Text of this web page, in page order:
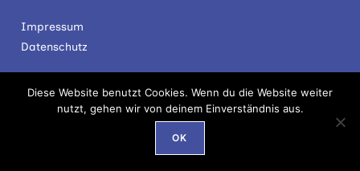
Impressum
Datenschutz
Copyright - WordPress Theme by OceanWP
Diese Website benutzt Cookies. Wenn du die Website weiter
nutzt, gehen wir von deinem Einverständnis aus.
OK